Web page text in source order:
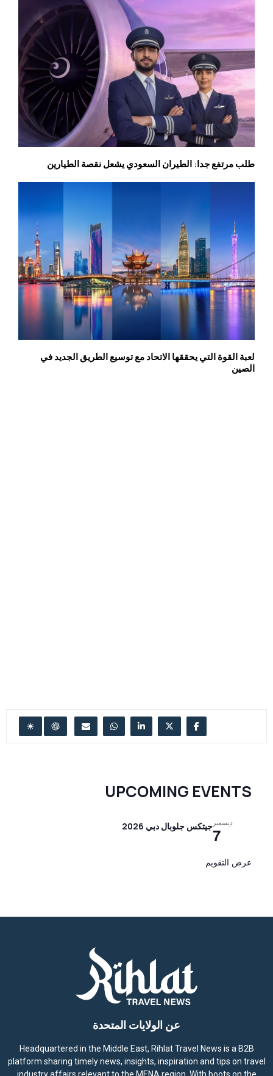
طلب مرتفع جدا: الطيران السعودي يشعل نقصة الطيارين
لعبة القوة التي يحققها الاتحاد مع توسيع الطريق الجديد في
الصين
UPCOMING EVENTS
ديسمبر
7جيتكس جلوبال دبي 2026
عرض التقويم
عن الولايات المتحدة
Headquartered in the Middle East, Rihlat Travel News is a B2B
platform sharing timely news, insights, inspiration and tips on travel
industry affairs relevant to the MENA region. With boots on the